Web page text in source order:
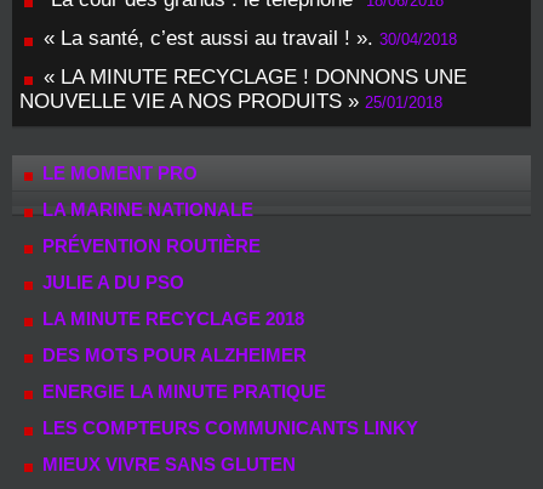
« La santé, c’est aussi au travail ! ». 30/04/2018
« LA MINUTE RECYCLAGE ! DONNONS UNE
NOUVELLE VIE A NOS PRODUITS » 25/01/2018
LE MOMENT PRO
LA MARINE NATIONALE
PRÉVENTION ROUTIÈRE
JULIE A DU PSO
LA MINUTE RECYCLAGE 2018
DES MOTS POUR ALZHEIMER
ENERGIE LA MINUTE PRATIQUE
LES COMPTEURS COMMUNICANTS LINKY
MIEUX VIVRE SANS GLUTEN